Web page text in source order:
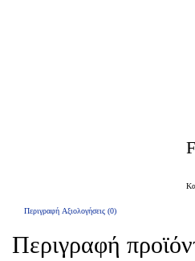
Περιγραφή Αξιολογήσεις (0)
Περιγραφή